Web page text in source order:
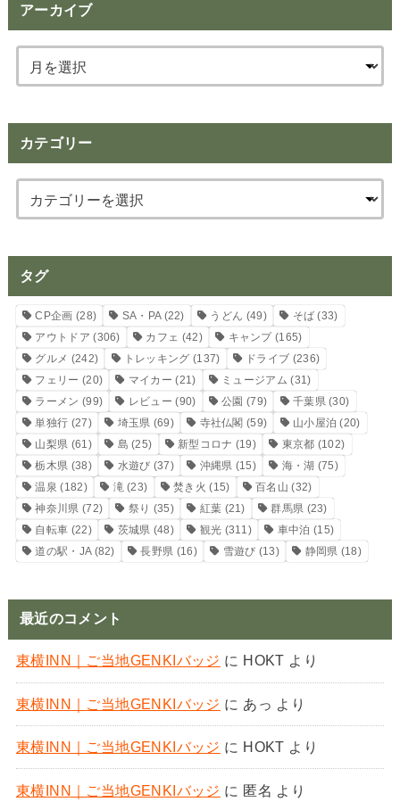
アーカイブ
カテゴリー
タグ
CP企画 (28) SA・PA(22) うどん (49) そば (33)
アウトドア (306) カフェ (42) キャンプ(165)
グルメ (242) トレッキング (137) ドライブ (236)
フェリー (20) マイカー (21) ミュージアム (31)
ラーメン (99) レビュー (90) 公園 (79) 千葉県(30)
単独行 (27) 埼玉県 (69) 寺社仏閣 (59) 山小屋泊 (20)
山梨県 (61) 島 (25) 新型コロナ (19) 東京都 (102)
栃木県 (38) 水遊び (37) 沖縄県 (15) 海・湖 (75)
温泉 (182) 滝(23) 焚き火 (15) 百名山 (32)
神奈川県 (72) 祭り (35) 紅葉 (21) 群馬県 (23)
自転車 (22) 茨城県 (48) 観光 (311) 車中泊 (15)
道の駅・JA(82) 長野県 (16) 雪遊び (13) 静岡県 (18)
最近のコメント
東横INN｜ご当地GENKIバッジ に HOKT より
東横INN｜ご当地GENKIバッジ に あっ より
東横INN｜ご当地GENKIバッジ に HOKT より
東横INN｜ご当地GENKIバッジ に 匿名 より